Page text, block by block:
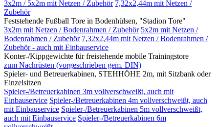
3x2m / 5x2m mit Netzen / Zubehör 7,32x2,44m mit Netzen /
Zubehör
Feststehende Fußball Tore in Bodenhülsen, "Stadion Tore"
3x2m mit Netzen / Bodenrahmen / Zubehör 5x2m mit Netzen /
Bodenrahmen / Zubehör 7,32x2,44m mit Netzen / Bodenrahmen /
Zubehör - auch mit Einbauservice
Konter-/Kippgewichte für freistehende mobile Trainingstore
zum Nachrüsten (vorgeschrieben gem. DIN)
Spieler- und Betreuerkabinen, STEHHÖHE 2m, mit Sitzbank oder
Einzelsitzen
Spieler-/Betreuerkabinen 3m vollverschweißt, auch mit
Einbauservice Spieler-/Betreuerkabinen 4m vollverschweißt, auch
mit Einbauservice Spieler-/Betreuerkabinen 5m vollverschweißt,
auch mit Einbauservice Spieler-/Betreuerkabinen 6m